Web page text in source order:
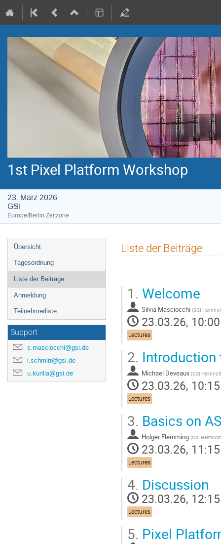
1st Pixel Platform Workshop
23. März 2026
GSI
Europe/Berlin Zeitzone
Veranstaltungsmenü
Übersicht
Tagesordnung
Liste der Beiträge
Anmeldung
Teilnehmerliste
Support
s.masciocchi@gsi.de
l.schmitt@gsi.de
u.kurilla@gsi.de
Liste der Beiträge
1. Welcome
Silvia Masciocchi (GSI
23.03.26, 10:00
Lectures
2. Introduction
Michael Deveaux (GSI
23.03.26, 10:15
Lectures
3. Basics on
Holger Flemming (GSI
23.03.26, 11:15
Lectures
4. Discussion
23.03.26, 12:15
Lectures
5. Pixel